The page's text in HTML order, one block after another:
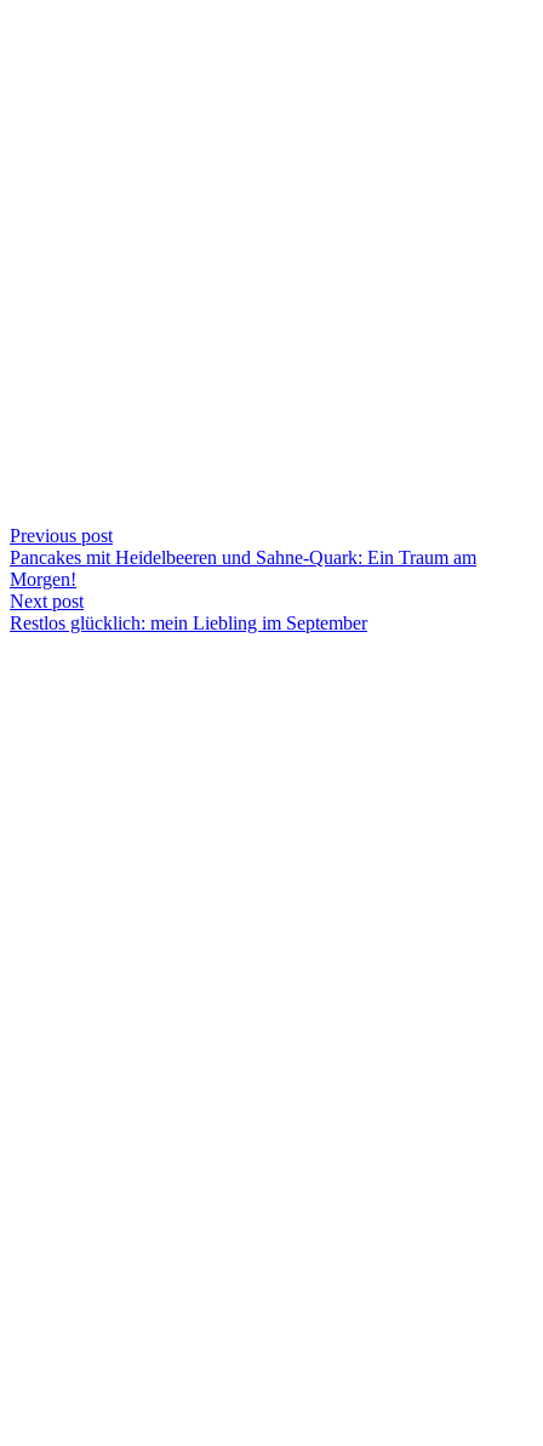
Previous post
Pancakes mit Heidelbeeren und Sahne-Quark: Ein Traum am
Morgen!
Next post
Restlos glücklich: mein Liebling im September